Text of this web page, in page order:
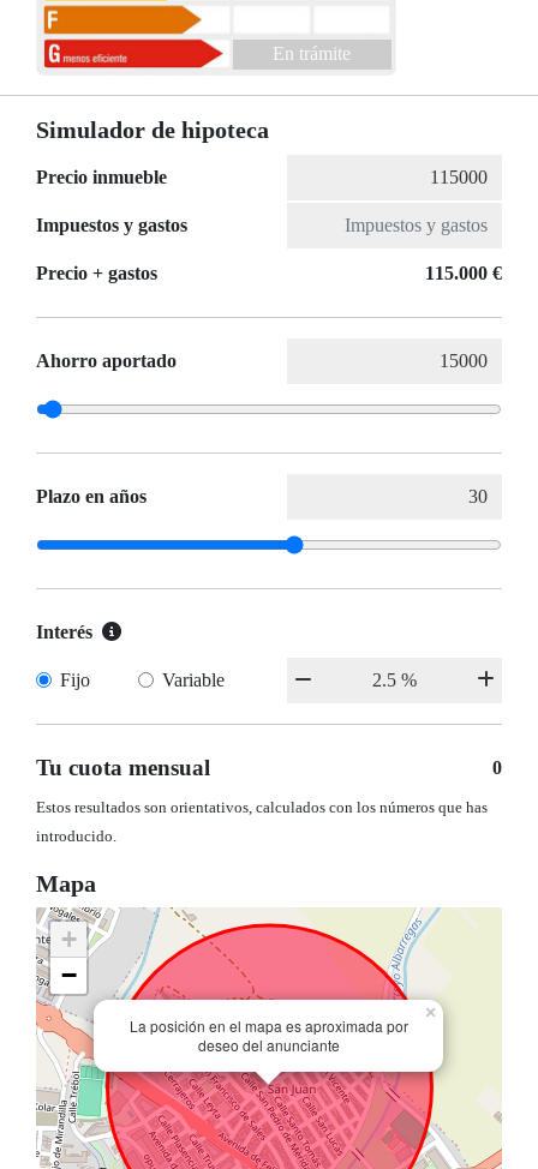
En trámite
Simulador de hipoteca
Precio inmueble
Impuestos y gastos
Precio + gastos 115.000 €
Ahorro aportado
Plazo en años
Interés
Fijo Variable
Tu cuota mensual 0
Estos resultados son orientativos, calculados con los números que has
introducido.
Mapa
La posición en el mapa es aproximada por
deseo del anunciante
×
+
−